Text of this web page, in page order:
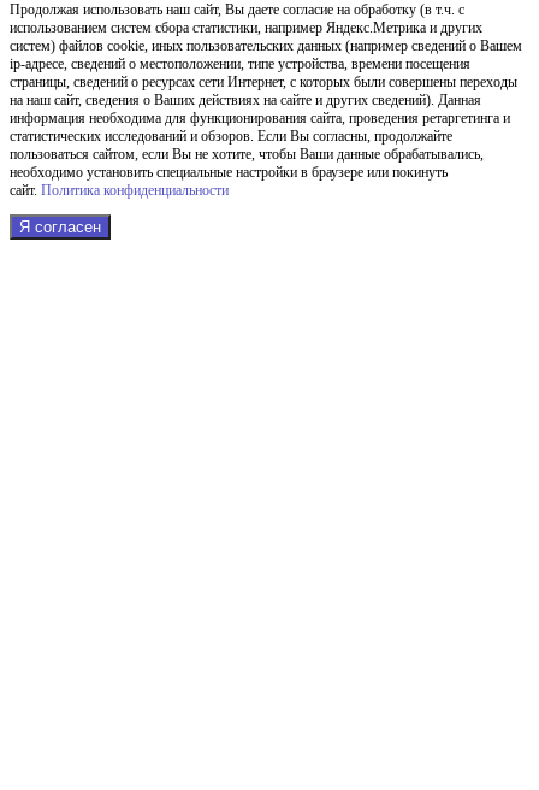
Продолжая использовать наш cайт, Вы даете согласие на обработку (в т.ч. с
использованием систем сбора статистики, например Яндекс.Метрика и других
систем) файлов cookie, иных пользовательских данных (например сведений о Вашем
ip-адресе, сведений о местоположении, типе устройства, времени посещения
страницы, сведений о ресурсах сети Интернет, с которых были совершены переходы
на наш сайт, сведения о Ваших действиях на сайте и других сведений). Данная
информация необходима для функционирования сайта, проведения ретаргетинга и
статистических исследований и обзоров. Если Вы согласны, продолжайте
пользоваться сайтом, если Вы не хотите, чтобы Ваши данные обрабатывались,
необходимо установить специальные настройки в браузере или покинуть
сайт. Политика конфиденциальности
Я согласен